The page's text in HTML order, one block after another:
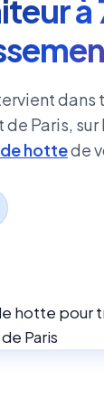
à
dans
Paris,
hottede